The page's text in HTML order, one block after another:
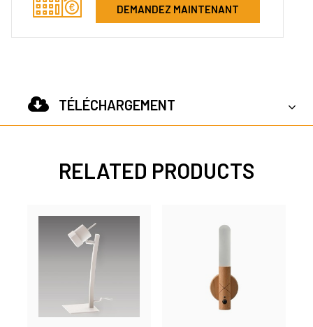
DEMANDEZ MAINTENANT
TÉLÉCHARGEMENT
RELATED PRODUCTS